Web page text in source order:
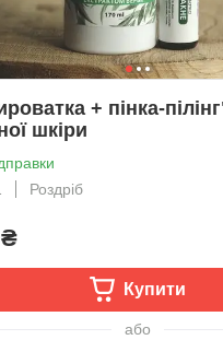
+ пінка-
шкіри
Роздріб
₴
Купити
або